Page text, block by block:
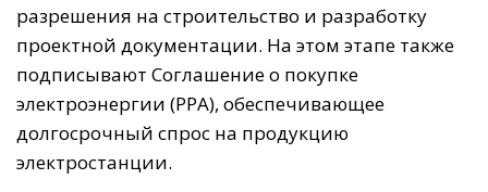
разрешения на строительство и разработку
проектной документации. На этом этапе также
подписывают Соглашение о покупке
электроэнергии (PPA), обеспечивающее
долгосрочный спрос на продукцию
электростанции.